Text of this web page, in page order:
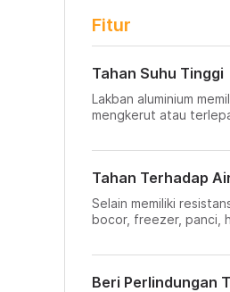
Fitur
Tahan Suhu Tinggi
Lakban aluminium
mengkerut atau
Tahan Terhadap
Selain memiliki
bocor, freezer, panci,
Beri Perlindungan